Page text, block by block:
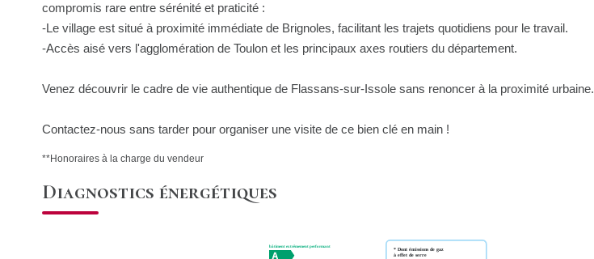
compromis rare entre sérénité et praticité :
-Le village est situé à proximité immédiate de Brignoles, facilitant les trajets quotidiens pour le travail.
-Accès aisé vers l'agglomération de Toulon et les principaux axes routiers du département.
Venez découvrir le cadre de vie authentique de Flassans-sur-Issole sans renoncer à la proximité urbaine.
Contactez-nous sans tarder pour organiser une visite de ce bien clé en main !
**Honoraires à la charge du vendeur
Diagnostics énergétiques